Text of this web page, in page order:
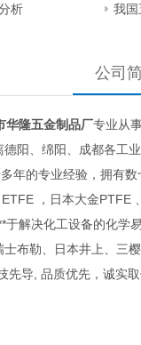
析
我国
公司
华隆五金制品厂专业从
德阳、绵阳、成都各工
的专业经验，拥有数
，日本大金PTFE
于解决化工设备的化学
布勒、日本井上、三
导, 品质优先，诚实取